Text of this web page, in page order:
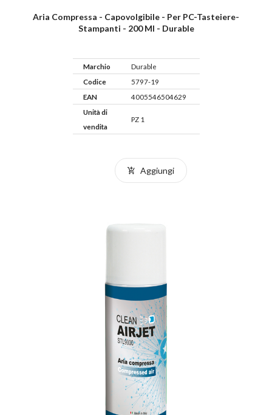
Aria Compressa - Capovolgibile - Per PC-Tasteiere-
Stampanti - 200 Ml - Durable
Marchio
Durable
Codice
5797-19
EAN
4005546504629
Unità di
vendita
PZ 1
Aggiungi